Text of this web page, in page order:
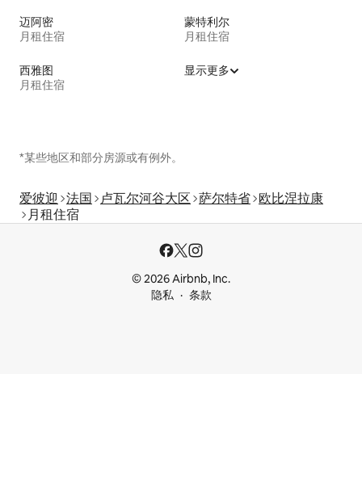
迈阿密
月租住宿
蒙特利尔
月租住宿
西雅图
月租住宿
显示更多
*某些地区和部分房源或有例外。
爱彼迎 法国 卢瓦尔河谷大区 萨尔特省 欧比涅拉康
月租住宿
© 2026 Airbnb, Inc.
隐私
条款